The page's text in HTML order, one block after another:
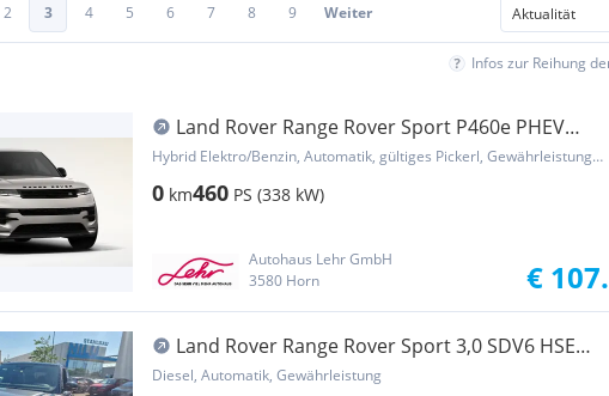
2 3 4 5 6 7 8 9 Weiter
Infos zur Reihung
Land Rover Range Rover Sport P460e PHEV
AWD Dynamic SE Aut.
Hybrid Elektro/Benzin, Automatik, gültiges Pickerl, Gewährleistung, Garantie
0 km460 PS (338 kW)
Autohaus Lehr GmbH
3580 Horn
€
Land Rover Range Rover Sport 3,0 SDV6 HSE
Dynamik-Paket
Diesel, Automatik, Gewährleistung